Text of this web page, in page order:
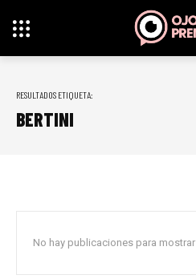
RESULTADOS ETIQUETA:
BERTINI
No hay publicaciones para mostrar